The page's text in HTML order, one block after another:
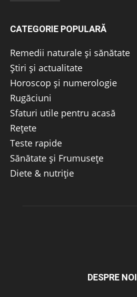
CATEGORIE POPULARĂ
Remedii naturale și sănătate
Știri și actualitate
Horoscop și numerologie
Rugăciuni
Sfaturi utile pentru acasă
Rețete
Teste rapide
Sănătate și Frumusețe
Diete & nutriție
DESPRE NOI